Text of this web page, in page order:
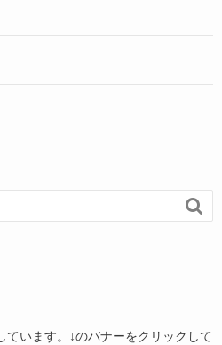

ています。↓のバナーをクリックして